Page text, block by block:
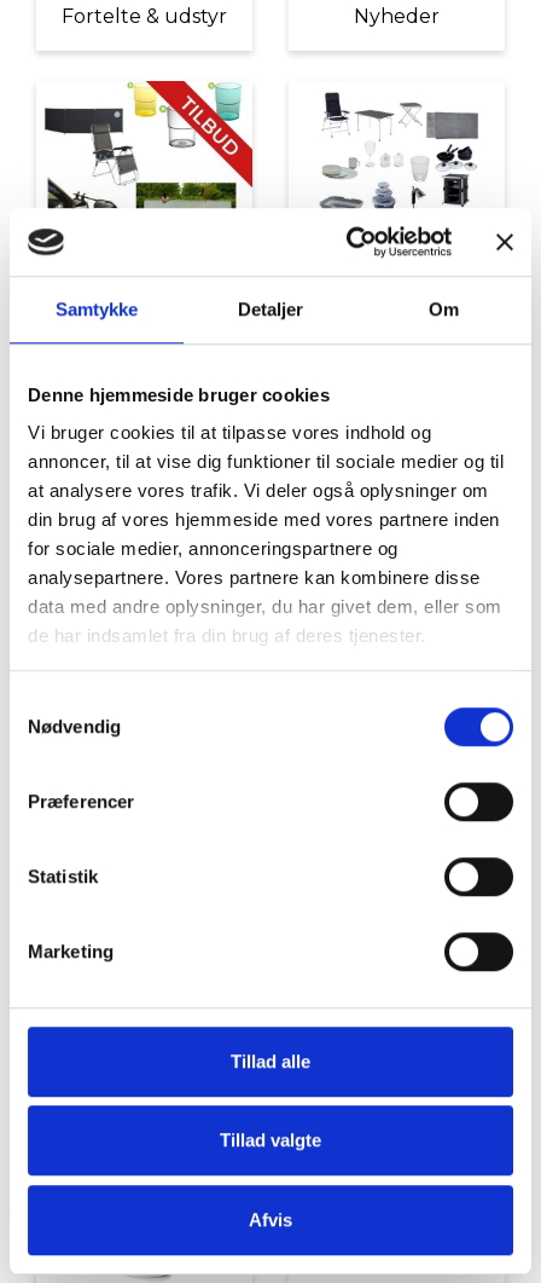
Samtykke Detaljer Om
Denne hjemmeside bruger cookies
Vi bruger cookies til at tilpasse vores indhold og
annoncer, til at vise dig funktioner til sociale medier og til
at analysere vores trafik. Vi deler også oplysninger om
din brug af vores hjemmeside med vores partnere inden
for sociale medier, annonceringspartnere og
analysepartnere. Vores partnere kan kombinere disse
data med andre oplysninger, du har givet dem, eller som
de har indsamlet fra din brug af deres tjenester.
Nødvendig
Præferencer
Statistik
Marketing
Tillad alle
Tillad valgte
Afvis
Fortelte & udstyr Nyheder
Tilbud Autocamper udstyr
Møbler
Grill og Tilbehør Indvendigt Udstyr